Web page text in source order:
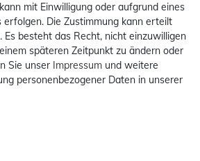
mit Einwilligung oder aufgrund eines
Die Zustimmung kann erteilt
besteht das Recht, nicht einzuwilligen
späteren Zeitpunkt zu ändern oder
Sie unser Impressum und weitere
personenbezogener Daten in unserer